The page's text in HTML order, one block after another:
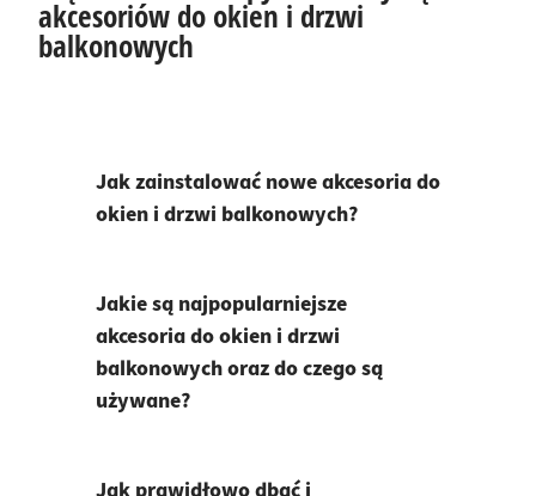
akcesoriów do okien i drzwi
balkonowych
Jak zainstalować nowe akcesoria do
okien i drzwi balkonowych?
Jakie są najpopularniejsze
akcesoria do okien i drzwi
balkonowych oraz do czego są
używane?